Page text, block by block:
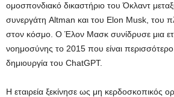
ομοσπονδιακό δικαστήριο του Όκλαντ
συνεργάτη Altman και του Elon Musk, του
στον κόσμο. Ο Έλον Μασκ συνίδρυσε μια
νοημοσύνης το 2015 που είναι
δημιουργία του ChatGPT.
Η εταιρεία ξεκίνησε ως μη κερδοσκοπικός